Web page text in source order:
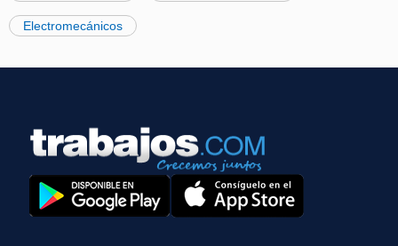
Electromecánicos